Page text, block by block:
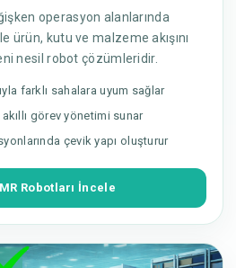
operasyon alanlarında
ürün, kutu ve malzeme akışını
nesil robot çözümleridir.
farklı sahalara uyum sağlar
görev yönetimi sunar
çevik yapı oluşturur
Robotları İncele